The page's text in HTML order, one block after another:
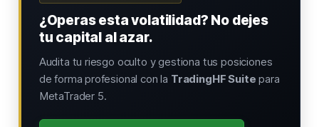
¿Operas esta volatilidad? No dejes
tu capital al azar.
Audita tu riesgo oculto y gestiona tus posiciones
de forma profesional con la TradingHF Suite para
MetaTrader 5.